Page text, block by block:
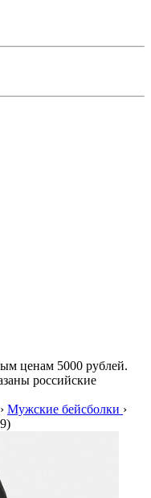
ценам 5000 рублей.
российские
› Мужские бейсболки ›